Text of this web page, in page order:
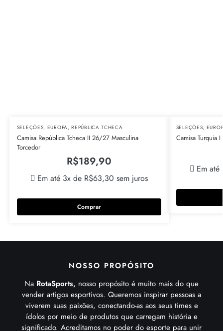
SELEÇÕES, EUROPA,REPÚBLICA TCHECA
Camisa República Tcheca II 26/27 Masculina
Torcedor
R$189,90
Em até 3x de R$63,30 sem juros
Comprar
SELEÇÕES,
Camisa Turquia
Em
NOSSO PROPÓSITO
Na RotaSports, nosso propósito é muito mais do que
vender artigos esportivos. Queremos inspirar pessoas a
viverem suas paixões, conectando-as aos seus times e
ídolos por meio de produtos que carregam história e
significado. Acreditamos no poder do esporte para unir